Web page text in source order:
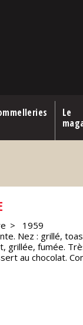
Le
1959
Nez : grillé,
grillée, fumée.
au chocolat.